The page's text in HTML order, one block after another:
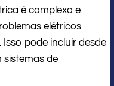
é complexa e
elétricos
pode incluir desde
sistemas de